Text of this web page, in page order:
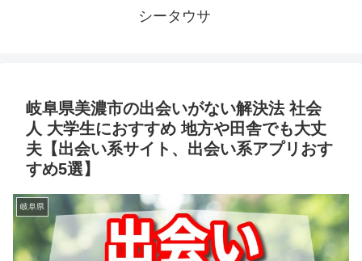
シータウサ
岐阜県美濃市の出会いがない解決法 社会
人 大学生におすすめ 地方や田舎でも大丈
夫【出会い系サイト、出会い系アプリおす
すめ5選】
岐阜県